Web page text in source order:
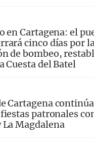
en Cartagena: el
cinco días por
de bombeo,
Cuesta del Batel
Cartagena continúa
patronales
La Magdalena